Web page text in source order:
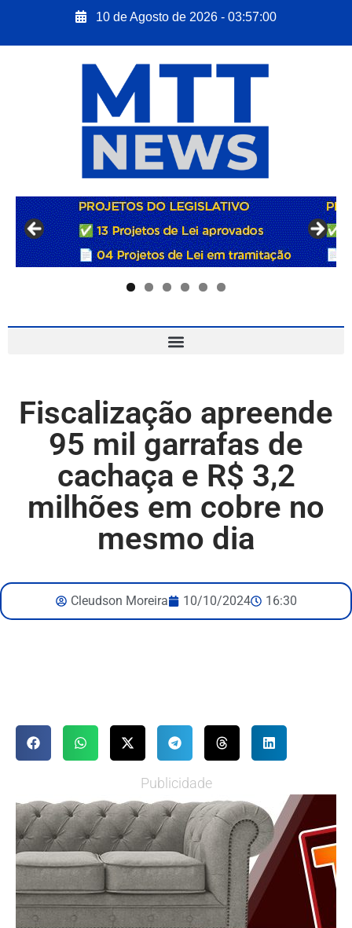
10 de Agosto de 2026 - 03:57:01
Fiscalização apreende
95 mil garrafas de
cachaça e R$ 3,2
milhões em cobre no
mesmo dia
Cleudson Moreira 10/10/2024 16:30
Publicidade